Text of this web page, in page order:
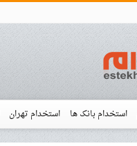
استخدام بانک ها استخدام تهران